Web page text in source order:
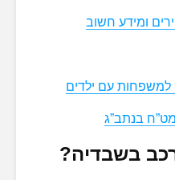
ומידע חשוב
למשפחות עם ילדים
בשבדיה?